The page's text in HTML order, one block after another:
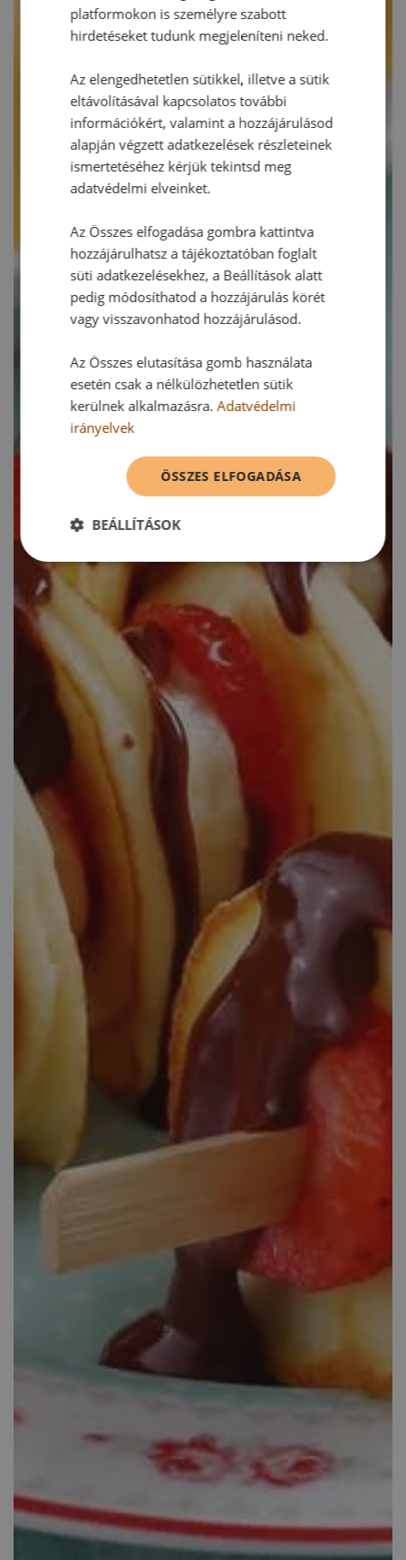
platformokon is személyre szabott
hirdetéseket tudunk megjeleníteni neked.
Az elengedhetetlen sütikkel, illetve a sütik
eltávolításával kapcsolatos további
információkért, valamint a hozzájárulásod
alapján végzett adatkezelések részleteinek
ismertetéséhez kérjük tekintsd meg
adatvédelmi elveinket.
Az Összes elfogadása gombra kattintva
hozzájárulhatsz a tájékoztatóban foglalt
süti adatkezelésekhez, a Beállítások alatt
pedig módosíthatod a hozzájárulás körét
vagy visszavonhatod hozzájárulásod.
Az Összes elutasítása gomb használata
esetén csak a nélkülözhetetlen sütik
kerülnek alkalmazásra.Adatvédelmi
irányelvek
ÖSSZES ELFOGADÁSA
BEÁLLÍTÁSOK